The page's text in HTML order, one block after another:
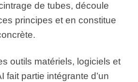
de tubes, découle
principes et en constitue
outils matériels, logiciels et
fait partie intégrante d’un